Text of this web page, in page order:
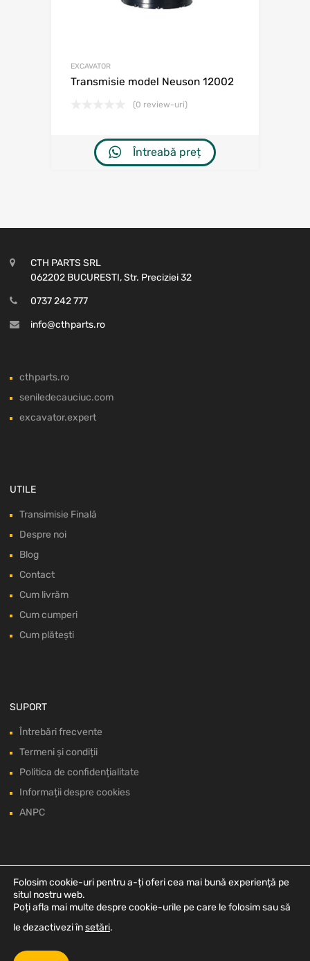
EXCAVATOR
Transmisie model Neuson 12002
(0 review-uri)
Întreabă preț
CTH PARTS SRL
062202 BUCURESTI, Str. Preciziei 32
0737 242 777
info@cthparts.ro
cthparts.ro
seniledecauciuc.com
excavator.expert
UTILE
Transimisie Finală
Despre noi
Blog
Contact
Cum livrăm
Cum cumperi
Cum plătești
SUPORT
Întrebări frecvente
Termeni și condiții
Politica de confidențialitate
Informații despre cookies
ANPC
Folosim cookie-uri pentru a-ți oferi cea mai bună experiență pe
situl nostru web.
Poți afla mai multe despre cookie-urile pe care le folosim sau să
le dezactivezi însetări.